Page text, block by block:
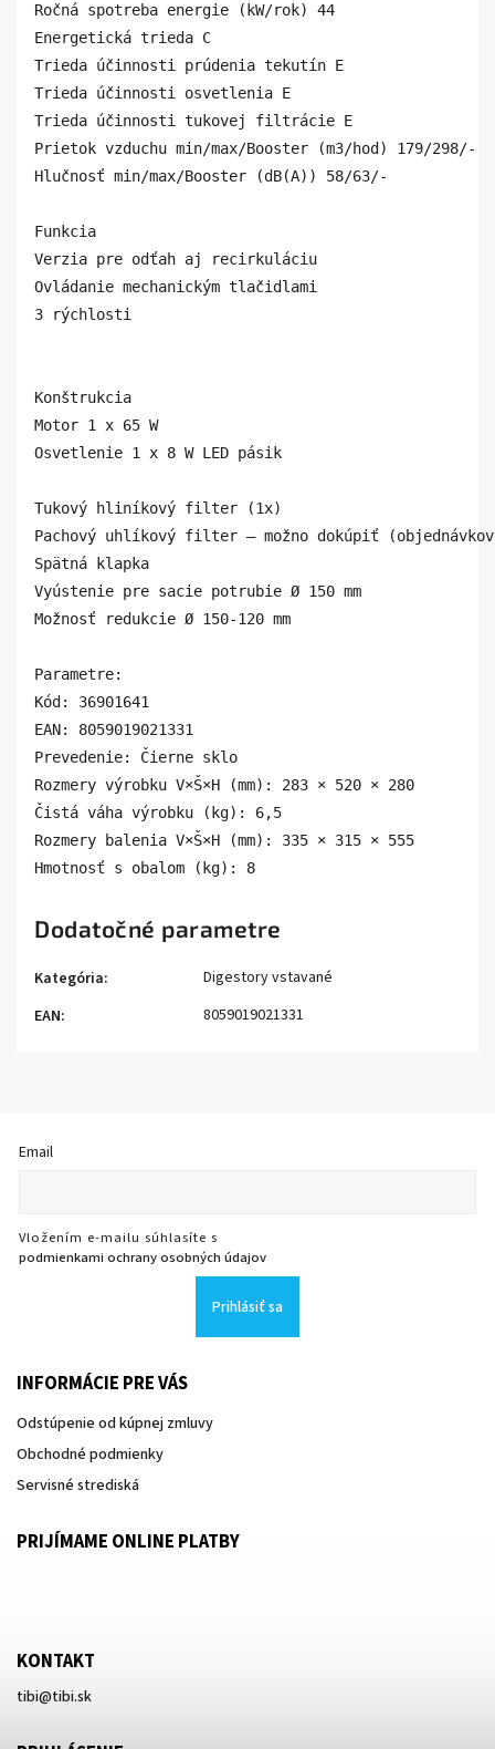
Ročná spotreba energie (kW/rok) 44
Energetická trieda C
Trieda účinnosti prúdenia tekutín E
Trieda účinnosti osvetlenia E
Trieda účinnosti tukovej filtrácie E
Prietok vzduchu min/max/Booster (m3/hod) 179/298/-
Hlučnosť min/max/Booster (dB(A)) 58/63/-
Funkcia
Verzia pre odťah aj recirkuláciu
Ovládanie mechanickým tlačidlami
3 rýchlosti
Konštrukcia
Motor 1 x 65 W
Osvetlenie 1 x 8 W LED pásik
Tukový hliníkový filter (1x)
Pachový uhlíkový filter – možno dokúpiť
Spätná klapka
Vyústenie pre sacie potrubie Ø 150 mm
Možnosť redukcie Ø 150-120 mm
Parametre:
Kód: 36901641
EAN: 8059019021331
Prevedenie: Čierne sklo
Rozmery výrobku V×Š×H (mm): 283 × 520 × 280
Čistá váha výrobku (kg): 6,5
Rozmery balenia V×Š×H (mm): 335 × 315 × 555
Hmotnosť s obalom (kg): 8
Dodatočné parametre
Kategória:
Digestory vstavané
EAN: 8059019021331
Email
Vložením e-mailu súhlasíte s
podmienkami ochrany osobných údajov
Prihlásiť sa
INFORMÁCIE PRE VÁS
Odstúpenie od kúpnej zmluvy
Obchodné podmienky
Servisné strediská
PRIJÍMAME ONLINE PLATBY
KONTAKT
tibi@tibi.sk